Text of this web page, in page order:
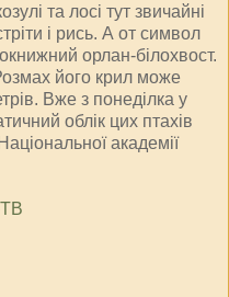
та лосі тут звичайні
і рись. А от символ
орлан-білохвост.
його крил може
Вже з понеділка у
облік цих птахів
академії